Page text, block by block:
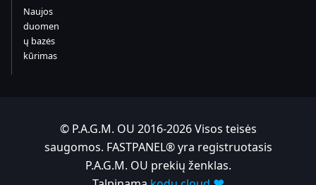
Naujos
duomen
ų bazės
kūrimas
© P.A.G.M. OU 2016-2026 Visos teisės
saugomos. FASTPANEL® yra registruotasis
P.A.G.M. OU prekių ženklas.